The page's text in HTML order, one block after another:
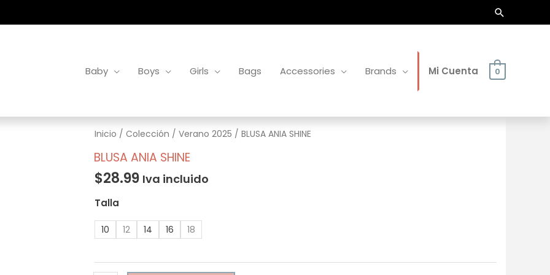
Buscar
Baby Boys Girls Bags Accessories Brands Mi Cuenta 0
Inicio / Colección / Verano 2025 / BLUSA ANIA SHINE
BLUSA ANIA SHINE
$28.99 Iva incluido
Talla
10 12 14 16 18
BLUSA
ANIA
cantidad